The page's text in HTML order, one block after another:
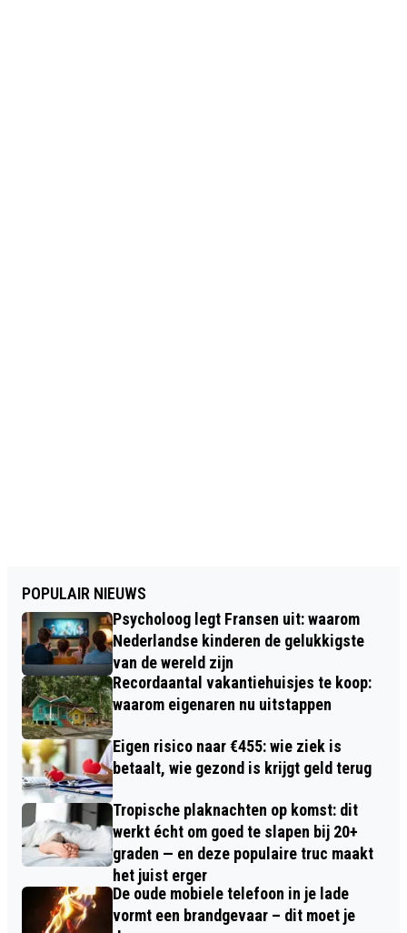
POPULAIR NIEUWS
Psycholoog legt Fransen uit: waarom
Nederlandse kinderen de gelukkigste
van de wereld zijn
Recordaantal vakantiehuisjes te koop:
waarom eigenaren nu uitstappen
Eigen risico naar €455: wie ziek is
betaalt, wie gezond is krijgt geld terug
Tropische plaknachten op komst: dit
werkt écht om goed te slapen bij 20+
graden — en deze populaire truc maakt
het juist erger
De oude mobiele telefoon in je lade
vormt een brandgevaar – dit moet je